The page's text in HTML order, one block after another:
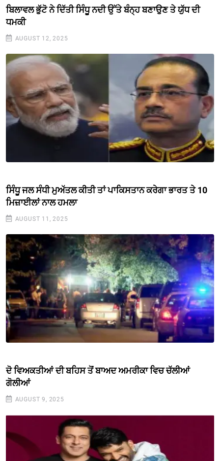
ਬਿਲਾਵਲ ਭੁੱਟੋ ਨੇ ਦਿੱਤੀ ਸਿੰਧੂ ਨਦੀ ਉੱਤੇ ਬੰਨ੍ਹ ਬਣਾਉਣ ਤੇ ਯੁੱਧ ਦੀ
ਧਮਕੀ
AUGUST 12, 2025
ਸਿੰਧੂ ਜਲ ਸੰਧੀ ਮੁਅੱਤਲ ਕੀਤੀ ਤਾਂ ਪਾਕਿਸਤਾਨ ਕਰੇਗਾ ਭਾਰਤ ਤੇ 10
ਮਿਜ਼ਾਈਲਾਂ ਨਾਲ ਹਮਲਾ
AUGUST 11, 2025
ਦੋ ਵਿਅਕਤੀਆਂ ਦੀ ਬਹਿਸ ਤੋਂ ਬਾਅਦ ਅਮਰੀਕਾ ਵਿਚ ਚੱਲੀਆਂ
ਗੋਲੀਆਂ
AUGUST 9, 2025